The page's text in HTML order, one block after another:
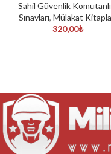
Sahil Güvenlik
Sınavları, Mülakat
320,00₺